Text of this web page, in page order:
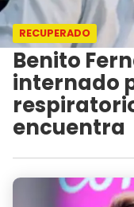
RECUPERADO
Benito
internado
encuentra